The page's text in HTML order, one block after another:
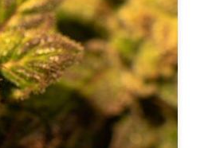
czy doświadczonym
istnieje pewna etykieta dotycząca
czy pakowanie bong, fajek,
przyzna, że jeśli zamierzasz pąki